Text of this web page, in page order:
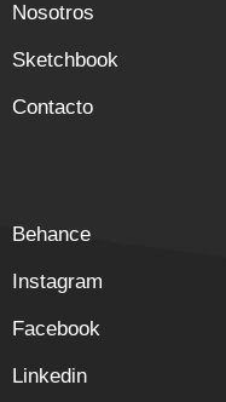
Nosotros
Sketchbook
Contacto
Behance
Instagram
Facebook
Linkedin